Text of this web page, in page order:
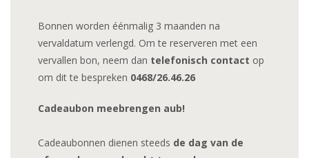
Bonnen worden éénmalig 3 maanden na
vervaldatum verlengd. Om te reserveren met een
vervallen bon, neem dan telefonisch contact op
om dit te bespreken 0468/26.46.26
Cadeaubon meebrengen aub!
Cadeaubonnen dienen steeds de dag van de